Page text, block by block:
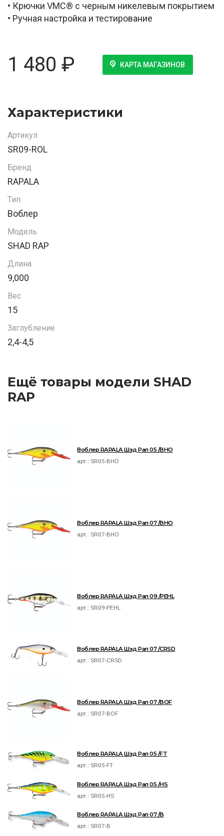
• Крючки VMC® с черным никелевым покрытием
• Ручная настройка и тестирование
1 480 ₽ КАРТА МАГАЗИНОВ
Характеристики
Артикул
SR09-ROL
Бренд
RAPALA
Тип
Воблер
Модель
SHAD RAP
Длина
9,000
Вес
15
Заглубление
2,4-4,5
Ещё товары модели SHAD
RAP
Воблер RAPALA Шэд Рап 05 /BHO
арт.: SR05-BHO
Воблер RAPALA Шэд Рап 07 /BHO
арт.: SR07-BHO
Воблер RAPALA Шэд Рап 09 /PEHL
арт.: SR09-PEHL
Воблер RAPALA Шэд Рап 07 /CRSD
арт.: SR07-CRSD
Воблер RAPALA Шэд Рап 07 /BOF
арт.: SR07-BOF
Воблер RAPALA Шэд Рап 05 /FT
арт.: SR05-FT
Воблер RAPALA Шэд Рап 05 /HS
арт.: SR05-HS
Воблер RAPALA Шэд Рап 07 /B
арт.: SR07-B